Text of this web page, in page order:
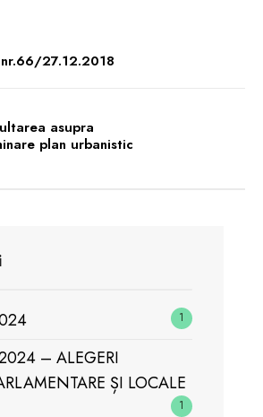
27.12.2018
asupra
plan urbanistic
1
– ALEGERI
ȘI LOCALE
1